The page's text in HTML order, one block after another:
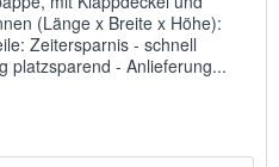
(Länge x Breite x Höhe):
Zeitersparnis - schnell
platzsparend - Anlieferung...